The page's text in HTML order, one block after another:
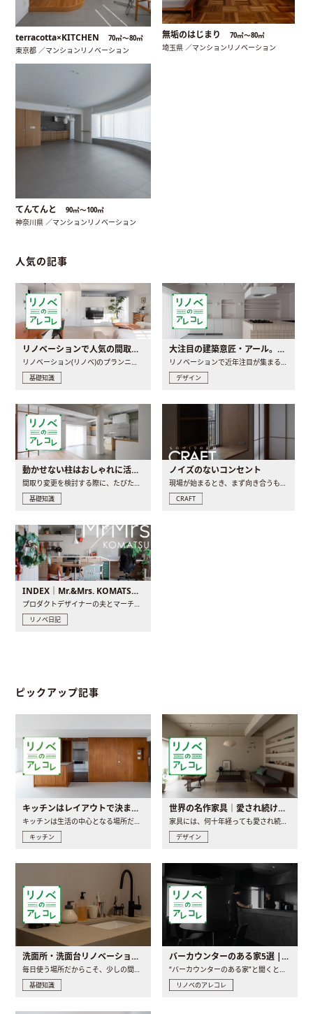
terracotta×KITCHEN 70㎡〜80㎡
東京都 ／マンションリノベーション
無垢のはじまり 70㎡〜80㎡
埼玉県 ／マンションリノベーション
てんてんと 90㎡〜100㎡
神奈川県 ／マンションリノベーション
人気の記事
リノベーションで人気の間取りとは？トレンドの間取りと実例を徹底解説
リノベーション(リノベ)のプランニングで一番最初に決めるのは..
基礎知識
大注目の建築意匠・アール。人気の理由と空間に取り入れるポイント
リノベーションで近年注目が集まる建築意匠の一つであるアール..
デザイン
動かせない柱はおしゃれに活用！柱を魅せるリノベーション(リノベ)4選
間取り変更を検討する際に、たびたび皆さんの頭を悩ませる動か..
基礎知識
ノイズのないコンセント
現場が始まるとき、まず向き合うものの一つがコンセントです..
CRAFT
INDEX｜Mr.&Mrs. KOMATSU renovation diary
プロダクトデザイナーの夫とマーチャンダイザーの妻が、夫婦で..
リノベ日記
ピックアップ記事
キッチンはレイアウトで決まる。後悔しないための考え方と選び方
キッチンは生活の中心となる場所だからこそ、家の中のどこに置..
キッチン
世界の名作家具｜愛され続ける理由と一生モノとの出会い方
家具には、何十年経っても愛され続ける「名作」と呼ばれるもの..
デザイン
洗面所・洗面台リノベーションの事例と間取りアイデア
毎日使う場所だからこそ、少しの間取りの工夫や素材の選び方で..
基礎知識
バーカウンターのある家5選 | 日常に馴染む“距離の近い”キッチンとは
“バーカウンターのある家”と聞くと、少し特別な、大人のための..
リノベのアレコレ